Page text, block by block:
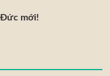
Đức mới!